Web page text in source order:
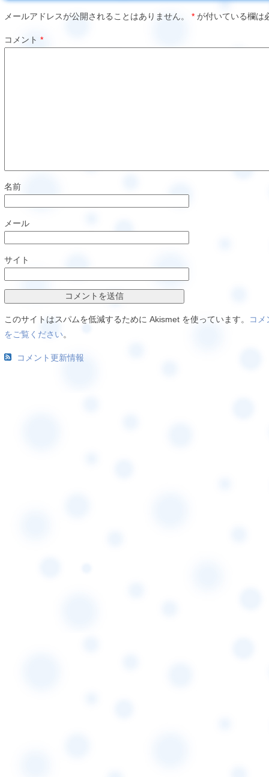
メールアドレスが公開されることはありません。 * が付いている欄は
コメント *
名前
メール
サイト
このサイトはスパムを低減するために Akismet を使っています。
コメ
をご覧ください。
コメント更新情報